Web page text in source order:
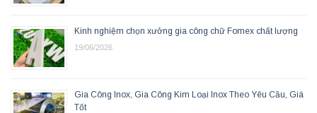
Kinh nghiệm chọn xưởng gia công chữ Fomex chất lượng
19/06/2026
Gia Công Inox, Gia Công Kim Loại Inox Theo Yêu Cầu, Giá
Tốt